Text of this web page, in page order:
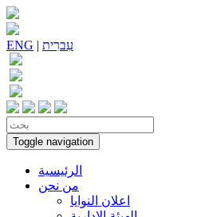
ENG | עִברִית
Toggle navigation
الرئيسية
من نحن
اعلان النوايا